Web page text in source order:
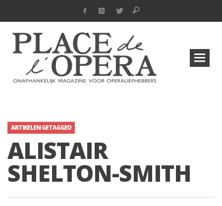
ARTIKELEN GETAGGED
ALISTAIR
SHELTON-SMITH